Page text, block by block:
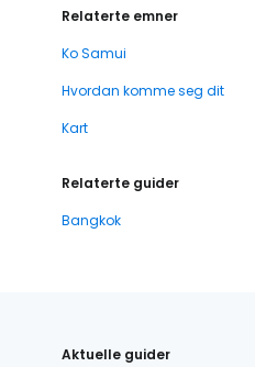
Relaterte emner
Ko Samui
Hvordan komme seg dit
Kart
Relaterte guider
Bangkok
Aktuelle guider